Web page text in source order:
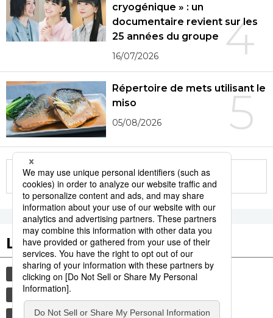
4
cryogénique » : un
documentaire revient sur les
25 années du groupe
16/07/2026
5
Répertoire de mets utilisant le
miso
05/08/2026
More in this series
Les tags populaires
société actu gastronomie
avion
justice
agression sexuelle
histoire
tourisme vie quotidienne